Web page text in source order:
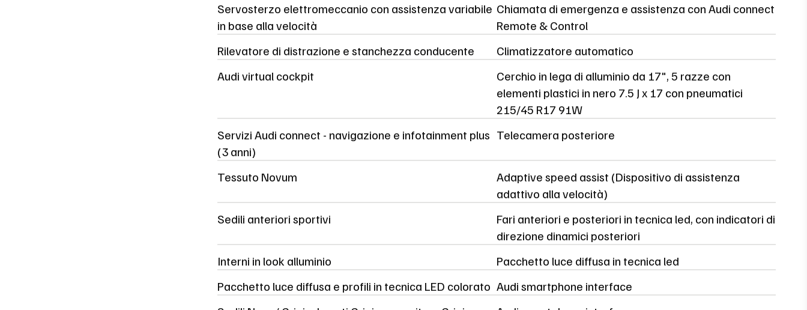
Servosterzo elettromeccanio con assistenza variabile
in base alla velocità
Chiamata di emergenza e assistenza con Audi connect
Remote & Control
Rilevatore di distrazione e stanchezza conducente
Climatizzatore automatico
Audi virtual cockpit
Cerchio in lega di alluminio da 17", 5 razze con
elementi plastici in nero 7.5 J x 17 con pneumatici
215/45 R17 91W
Servizi Audi connect - navigazione e infotainment plus
(3 anni)
Telecamera posteriore
Tessuto Novum
Adaptive speed assist (Dispositivo di assistenza
adattivo alla velocità)
Sedili anteriori sportivi
Fari anteriori e posteriori in tecnica led, con indicatori di
direzione dinamici posteriori
Interni in look alluminio
Pacchetto luce diffusa in tecnica led
Pacchetto luce diffusa e profili in tecnica LED colorato Audi smartphone interface